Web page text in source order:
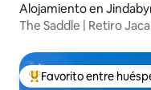
Alojamiento en
The Saddle | Retiro
Favorito entre
Favorito entre